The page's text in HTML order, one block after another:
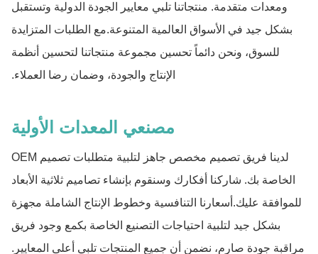
ومعدات متقدمة. منتجاتنا تلبي معايير الجودة الدولية وتستقبل
بشكل جيد في الأسواق العالمية المتنوعة.مع الطلبات المتزايدة
للسوق، ونحن دائماً تحسين مجموعة منتجاتنا لتحسين أنظمة
الإنتاج والجودة، وضمان رضا العملاء.
مصنعي المعدات الأولية
لدينا فريق تصميم مخصص جاهز لتلبية متطلبات تصميم OEM
الخاصة بك. شاركنا أفكارك وسنقوم بإنشاء تصاميم ثلاثية الأبعاد
للموافقة عليك.أسعارنا التنافسية وخطوط الإنتاج الشاملة مجهزة
بشكل جيد لتلبية احتياجات التصنيع الخاصة بكمع وجود فريق
مراقبة جودة صارم، نضمن أن جميع المنتجات تلبي أعلى المعايير.